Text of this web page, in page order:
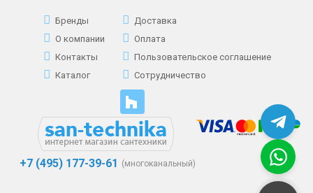
Бренды
О компании
Контакты
Каталог
Доставка
Оплата
Пользовательское соглашение
Сотрудничество
+7 (495) 177-39-61 (многоканальный)